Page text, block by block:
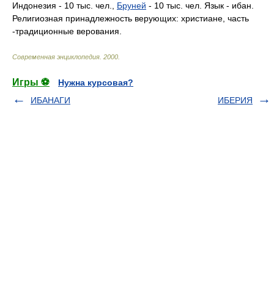
Индонезия - 10 тыс. чел., Бруней - 10 тыс. чел. Язык - ибан.
Религиозная принадлежность верующих: христиане, часть
-традиционные верования.
Современная энциклопедия 2000
Игры ⚽
Нужна курсовая?
ИБАНАГИ
ИБЕРИЯ